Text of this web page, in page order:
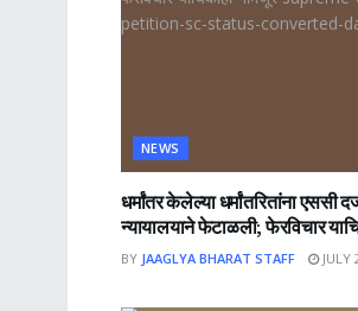
NEWS
धर्मांतर केलेल्या धर्मांतरितांना एससी
न्यायालयाने फेटाळली; फेरविचार
BY JAAGLYA BHARAT STAFF JULY